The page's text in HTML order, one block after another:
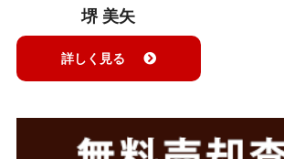
堺 美矢
詳しく見る